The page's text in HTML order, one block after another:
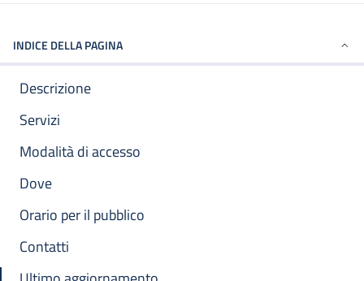
INDICE DELLA PAGINA
Descrizione
Servizi
Modalità di accesso
Dove
Orario per il pubblico
Contatti